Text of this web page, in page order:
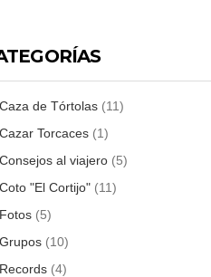
de Tórtolas(11)
Torcaces(1)
al viajero(5)
"El Cortijo"(11)
(5)
(10)
(4)